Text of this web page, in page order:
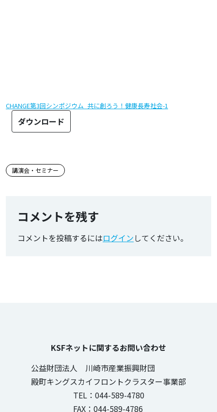
CHANGE第3回シンポジウム_共に創ろう！健康長寿社会-1
ダウンロード
この記事のタグ
講演会・セミナー
コメントを残す
コメントを投稿するにはログインしてください。
KSFネットに関するお問い合わせ
公益財団法人 川崎市産業振興財団
殿町キングスカイフロントクラスター事業部
TEL：044-589-4780
FAX：044-589-4786